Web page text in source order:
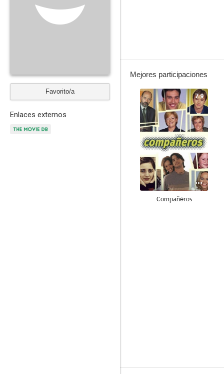
Favorito/a
Enlaces externos
Mejores participaciones
7.9
Compañeros